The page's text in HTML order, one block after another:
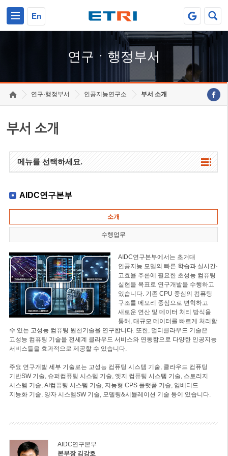
En
연구ㆍ행정부서
연구·행정부서 인공지능연구소 부서 소개
부서 소개
메뉴를 선택하세요.
AIDC연구본부
소개
수행업무
AIDC연구본부에서는 초거대
인공지능 모델의 빠른 학습과 실시간·
고효율 추론에 필요한 초성능 컴퓨팅
실현을 목표로 연구개발을 수행하고
있습니다. 기존 CPU 중심의 컴퓨팅
구조를 메모리 중심으로 변혁하고
새로운 연산 및 데이터 처리 방식을
통해, 대규모 데이터를 빠르게 처리할
수 있는 고성능 컴퓨팅 원천기술을 연구합니다. 또한, 멀티클라우드 기술은
고성능 컴퓨팅 기술을 전세계 클라우드 서비스와 연동함으로 다양한 인공지능
서비스들을 효과적으로 제공할 수 있습니다.
주요 연구개발 세부 기술로는 고성능 컴퓨팅 시스템 기술, 클라우드 컴퓨팅
기반SW 기술, 슈퍼컴퓨팅 시스템 기술, 엣지 컴퓨팅 시스템 기술, 스토리지
시스템 기술, AI컴퓨팅 시스템 기술, 지능형 CPS 플랫폼 기술, 임베디드
지능화 기술, 양자 시스템SW 기술, 모델링&시뮬레이션 기술 등이 있습니다.
AIDC연구본부
본부장 김강호